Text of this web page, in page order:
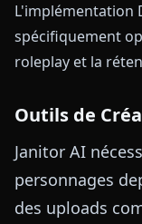
L'implémentation
spécifiquement
roleplay et la
Outils de
Janitor AI
personnages
des uploads